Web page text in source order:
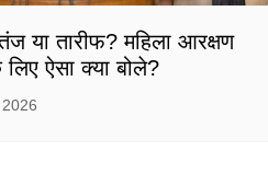
या तारीफ? महिला आरक्षण
ऐसा क्या बोले?